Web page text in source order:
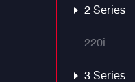
2 Series
220i
3 Series